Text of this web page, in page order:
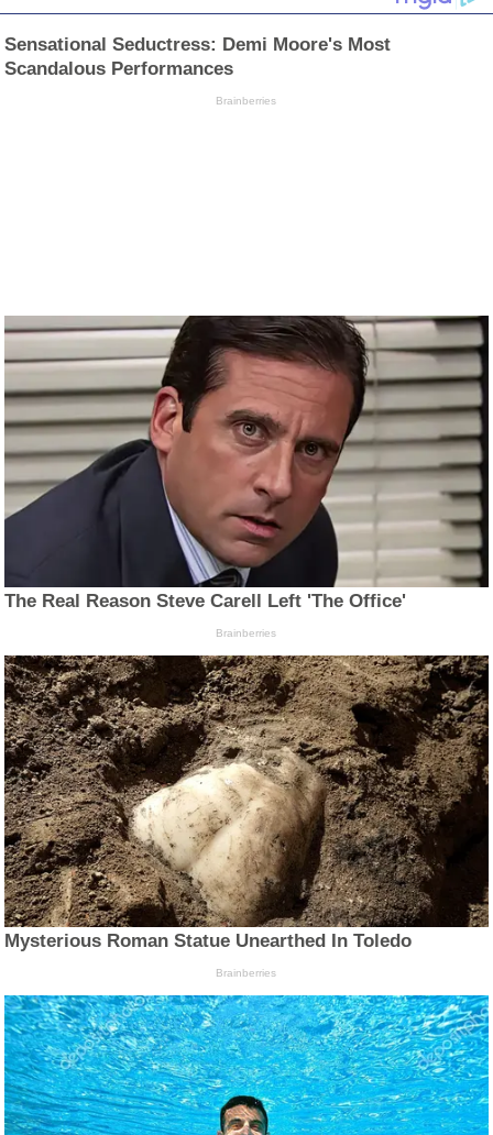
Sensational Seductress: Demi Moore's Most
Scandalous Performances
Brainberries
The Real Reason Steve Carell Left 'The Office'
Brainberries
Mysterious Roman Statue Unearthed In Toledo
Brainberries